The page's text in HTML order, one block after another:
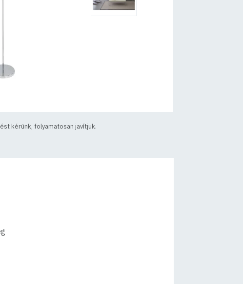
kérünk, folyamatosan javítjuk.